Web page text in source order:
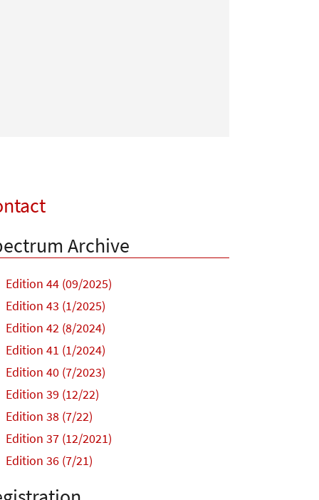
Archive
Edition 44 (09/2025)
Edition 43 (1/2025)
Edition 42 (8/2024)
Edition 41 (1/2024)
Edition 40 (7/2023)
Edition 39 (12/22)
Edition 38 (7/22)
Edition 37 (12/2021)
Edition 36 (7/21)